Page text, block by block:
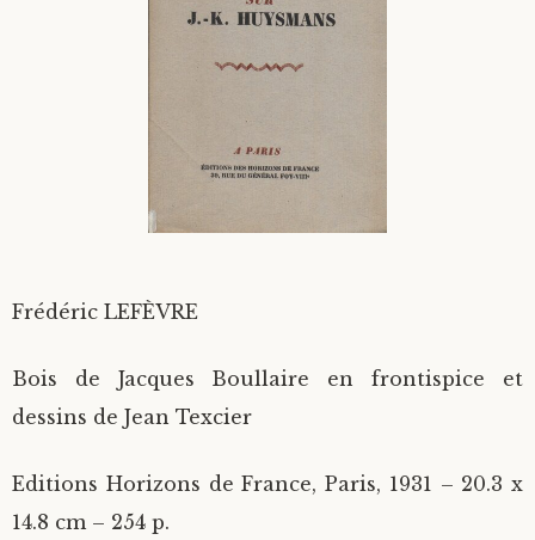
Frédéric LEFÈVRE
Bois de Jacques Boullaire en frontispice et
dessins de Jean Texcier
Editions Horizons de France, Paris, 1931 – 20.3 x
14.8 cm – 254 p.